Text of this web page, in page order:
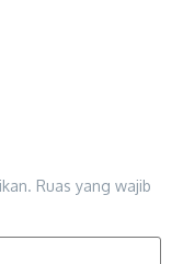
Ruas yang wajib